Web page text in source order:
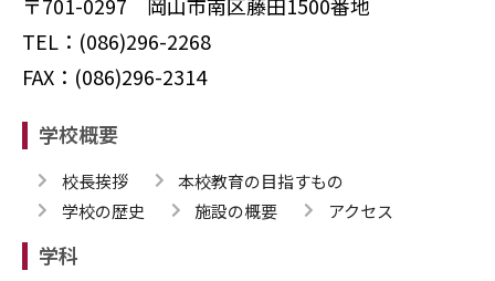
TEL：(086)296-2268
FAX：(086)296-2314
学校概要
校長挨拶
本校教育の目指すもの
学校の歴史
施設の概要 アクセス
学科